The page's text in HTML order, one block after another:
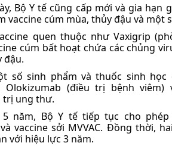
Bộ Y tế cũng cấp mới và gia hạn
vaccine cúm mùa, thủy đậu và một
quen thuộc như Vaxigrip
cúm bất hoạt chứa các chủng
đậu.
số sinh phẩm và thuốc sinh
Olokizumab (điều trị bệnh
trị ung thư.
năm, Bộ Y tế tiếp tục cho
vaccine sởi MVVAC. Đồng thời,
với hiệu lực 3 năm.